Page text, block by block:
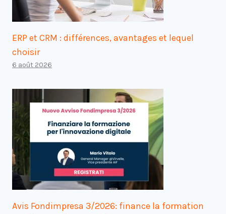
ERP et CRM : différences, avantages et lequel
choisir
6 août 2026
Avis Fondimpresa 3/2026: finance la formation